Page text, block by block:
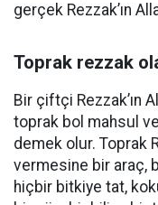
gerçek Rezzak’ın
Toprak rezzak
Bir çiftçi Rezzak’ın
toprak bol mahsul
demek olur. Toprak
vermesine bir araç,
hiçbir bitkiye tat,